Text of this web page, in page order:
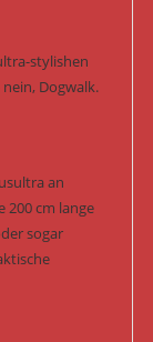
stylishen
Dogwalk.
an
200 cm lange
sogar